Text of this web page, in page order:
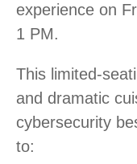
experience on
1 PM.
This limited-
and dramatic
cybersecurity
to: